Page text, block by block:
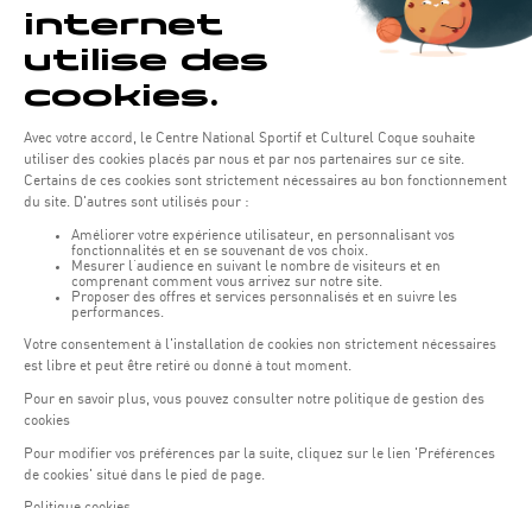
Bedingungen
Minderjährige ohne Begleitung eines verantwortlichen
Erwachsenen dürfen nicht übernachten.
Alle Zimmer sind Nichtraucherzimmer.
Haustiere sind im Hotel nicht erlaubt.
Kinder zwischen 2 und 11 Jahren übernachten
kostenlos im Zimmer der Eltern.
Für Kinder unter 2 Jahren kann ein Babybett zur
Verfügung gestellt werden.
Für weitere Informationen kontaktieren Sie bitte unsere
Hotelrezeption unter: (+352) 43 60 60 1